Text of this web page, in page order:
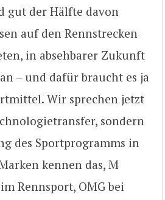
gut der Hälfte davon
auf den Rennstrecken
in absehbarer Zukunft
– und dafür braucht es ja
Wir sprechen jetzt
sondern
des Sportprogramms in
kennen das, M
Rennsport, OMG bei